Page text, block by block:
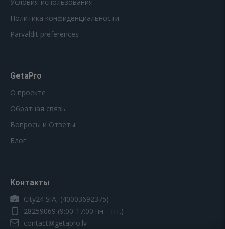
Условия использования
Политика конфиденциальности
Pārvaldīt preferences
GetaPro
О проекте
Обратная связь
Вопросы и Ответы
Блог
Контакты
City24 SIA, (40003692375)
28259069 (9:00-17:00 пн. - пт.)
contact@getapro.lv